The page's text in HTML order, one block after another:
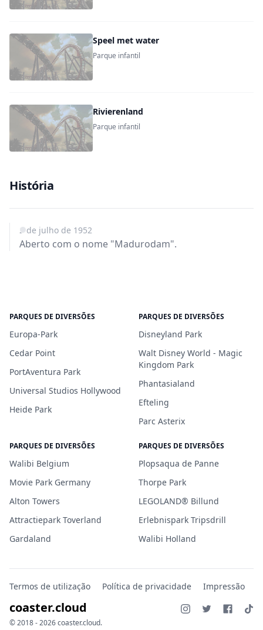
Speel met water
Parque infantil
Rivierenland
Parque infantil
História
2 de julho de 1952
Aberto com o nome "Madurodam".
PARQUES DE DIVERSÕES
Europa-Park
Cedar Point
PortAventura Park
Universal Studios Hollywood
Heide Park
PARQUES DE DIVERSÕES
Disneyland Park
Walt Disney World - Magic
Kingdom Park
Phantasialand
Efteling
Parc Asterix
PARQUES DE DIVERSÕES
Walibi Belgium
Movie Park Germany
Alton Towers
Attractiepark Toverland
Gardaland
PARQUES DE DIVERSÕES
Plopsaqua de Panne
Thorpe Park
LEGOLAND® Billund
Erlebnispark Tripsdrill
Walibi Holland
Termos de utilização Política de privacidade Impressão
coaster.cloud
© 2018 - 2026 coaster.cloud.